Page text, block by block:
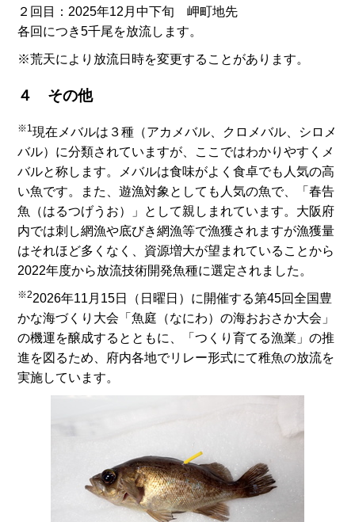
２回目：2025年12月中下旬 岬町地先
各回につき5千尾を放流します。
※荒天により放流日時を変更することがあります。
４ その他
※1現在メバルは３種（アカメバル、クロメバル、シロメ
バル）に分類されていますが、ここではわかりやすくメ
バルと称します。メバルは食味がよく食卓でも人気の高
い魚です。また、遊漁対象としても人気の魚で、「春告
魚（はるつげうお）」として親しまれています。大阪府
内では刺し網漁や底びき網漁等で漁獲されますが漁獲量
はそれほど多くなく、資源増大が望まれていることから
2022年度から放流技術開発魚種に選定されました。
※22026年11月15日（日曜日）に開催する第45回全国豊
かな海づくり大会「魚庭（なにわ）の海おおさか大会」
の機運を醸成するとともに、「つくり育てる漁業」の推
進を図るため、府内各地でリレー形式にて稚魚の放流を
実施しています。